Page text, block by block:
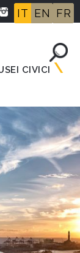
IT EN FR
CIVICI